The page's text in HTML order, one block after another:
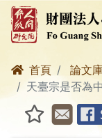
首頁 論文
天臺宗是否為